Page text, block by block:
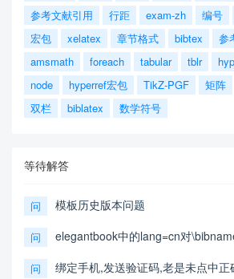
参考文献引用
行距 exam-zh 编号
宏包
xelatex 章节格式 bibtex
参
amsmath
foreach tabular tblr
node
hyperref宏包 TikZ-PGF 矩阵
双栏
biblatex 数学符号
等待解答
问 模板历史版本问题
问 elegantbook中的lang=cn对
问 绑定手机,发送验证码,老是未点中正